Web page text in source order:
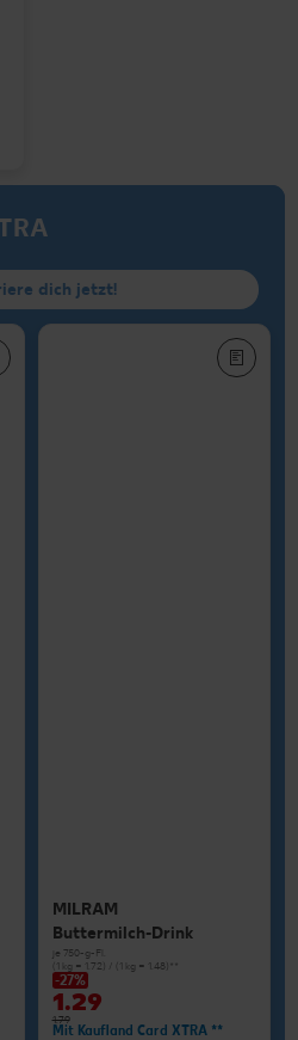
dich jetzt!
MILRAM
Buttermilch-Drink
je 750-g-Fl.
(1 kg = 1.72) / (1 kg = 1.48)**
-27%
1.29
1.79
Mit Kaufland Card XTRA **